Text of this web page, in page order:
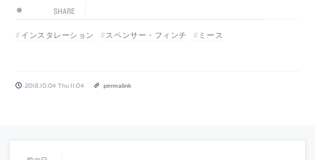
SHARE
インスタレーション スペンサー・フィンチ ミース
2018.10.04 Thu 11:04 permalink